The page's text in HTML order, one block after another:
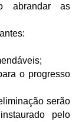
abrandar as
o progresso
serão
pelo